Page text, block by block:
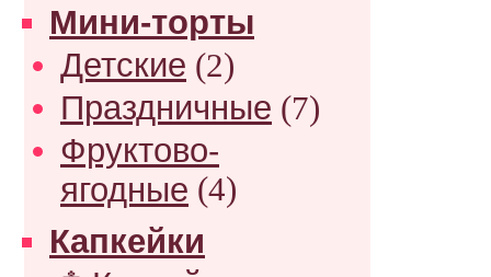
Мини-торты
Детские (2)
Праздничные (7)
Фруктово-
ягодные (4)
Капкейки